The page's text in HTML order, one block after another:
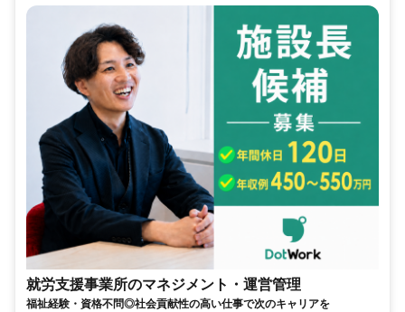
就労支援事業所のマネジメント・運営管理
福祉経験・資格不問◎社会貢献性の高い仕事で次のキャリアを